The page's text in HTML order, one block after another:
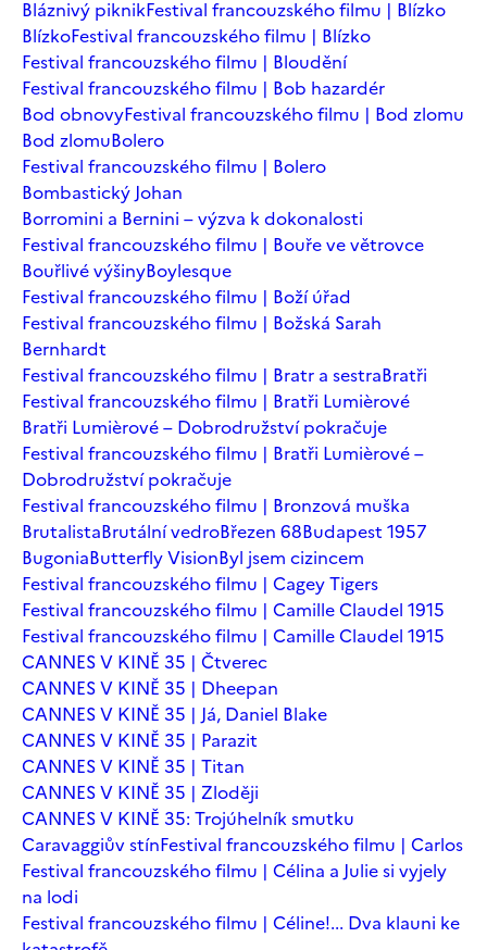
Bláznivý piknikFestival francouzského filmu | Blízko
BlízkoFestival francouzského filmu | Blízko
Festival francouzského filmu | Bloudění
Festival francouzského filmu | Bob hazardér
Bod obnovyFestival francouzského filmu | Bod zlomu
Bod zlomuBolero
Festival francouzského filmu | Bolero
Bombastický Johan
Borromini a Bernini – výzva k dokonalosti
Festival francouzského filmu | Bouře ve větrovce
Bouřlivé výšinyBoylesque
Festival francouzského filmu | Boží úřad
Festival francouzského filmu | Božská Sarah
Bernhardt
Festival francouzského filmu | Bratr a sestraBratři
Festival francouzského filmu | Bratři Lumièrové
Bratři Lumièrové – Dobrodružství pokračuje
Festival francouzského filmu | Bratři Lumièrové –
Dobrodružství pokračuje
Festival francouzského filmu | Bronzová muška
BrutalistaBrutální vedroBřezen 68Budapest 1957
BugoniaButterfly VisionByl jsem cizincem
Festival francouzského filmu | Cagey Tigers
Festival francouzského filmu | Camille Claudel 1915
Festival francouzského filmu | Camille Claudel 1915
CANNES V KINĚ 35 | Čtverec
CANNES V KINĚ 35 | Dheepan
CANNES V KINĚ 35 | Já, Daniel Blake
CANNES V KINĚ 35 | Parazit
CANNES V KINĚ 35 | Titan
CANNES V KINĚ 35 | Zloději
CANNES V KINĚ 35: Trojúhelník smutku
Caravaggiův stínFestival francouzského filmu | Carlos
Festival francouzského filmu | Célina a Julie si vyjely
na lodi
Festival francouzského filmu | Céline!... Dva klauni ke